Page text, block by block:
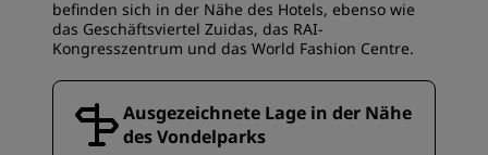
befinden sich in der Nähe des Hotels, ebenso wie
das Geschäftsviertel Zuidas, das RAI-
Kongresszentrum und das World Fashion Centre.
Ausgezeichnete Lage in der Nähe
des Vondelparks